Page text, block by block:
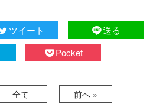
ツイート
送る
Pocket
全て 前へ »